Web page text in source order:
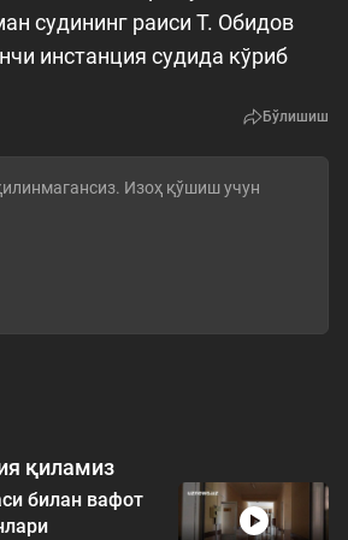
судининг раиси Т. Обидов
инстанция судида кўриб
Бўлишиш
қиламиз
билан вафот